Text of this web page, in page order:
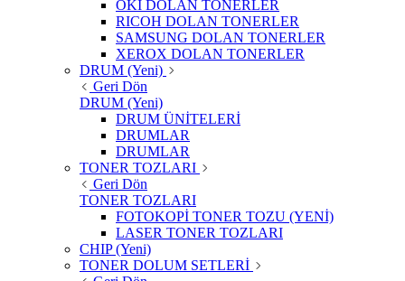
OKI DOLAN TONERLER
RICOH DOLAN TONERLER
SAMSUNG DOLAN TONERLER
XEROX DOLAN TONERLER
DRUM (Yeni)
Geri Dön
DRUM (Yeni)
DRUM ÜNİTELERİ
DRUMLAR
DRUMLAR
TONER TOZLARI
Geri Dön
TONER TOZLARI
FOTOKOPİ TONER TOZU (YENİ)
LASER TONER TOZLARI
CHIP (Yeni)
TONER DOLUM SETLERİ